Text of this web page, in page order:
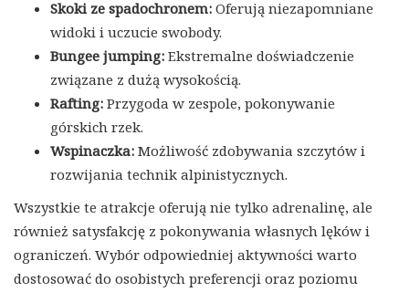
Skoki ze spadochronem: Oferują niezapomniane
widoki i uczucie swobody.
Bungee jumping: Ekstremalne doświadczenie
związane z dużą wysokością.
Rafting: Przygoda w zespole, pokonywanie
górskich rzek.
Wspinaczka: Możliwość zdobywania szczytów i
rozwijania technik alpinistycznych.
Wszystkie te atrakcje oferują nie tylko adrenalinę, ale
również satysfakcję z pokonywania własnych lęków i
ograniczeń. Wybór odpowiedniej aktywności warto
dostosować do osobistych preferencji oraz poziomu